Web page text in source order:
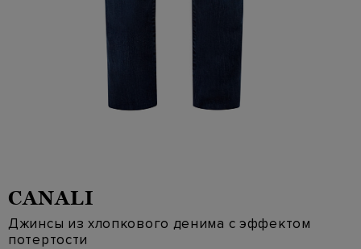
CANALI
Джинсы из хлопкового денима с эффектом
потертости